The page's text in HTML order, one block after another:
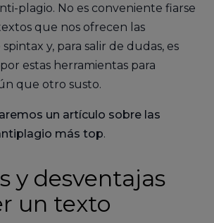
plagio. No es conveniente fiarse
que nos ofrecen las
y, para salir de dudas, es
estas herramientas para
que otro susto.
un artículo sobre las
más top.
y desventajas
un texto